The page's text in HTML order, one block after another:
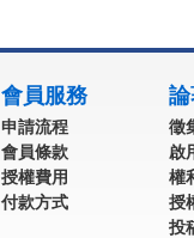
會員服務
申請流程
會員條款
授權費用
付款方式
徵
啟
權
授
投